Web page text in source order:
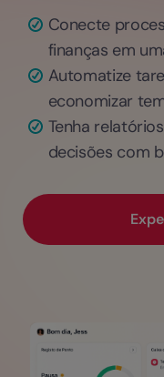
Conecte
finanças em
Automatize
economizar
Tenha
decisões com